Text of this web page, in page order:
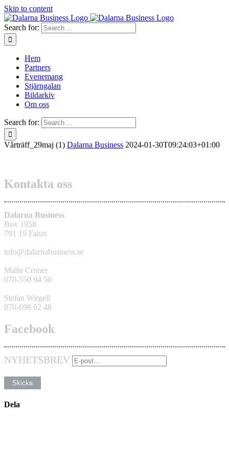
Skip to content
Search for:
Hem
Partners
Evenemang
Stjärngalan
Bildarkiv
Om oss
Search for:
Vårträff_29maj (1) Dalarna Business 2024-01-30T09:24:03+01:00
Kontakta oss
Dalarna Business
Box 1958
791 19 Falun
info@dalarnabusiness.se
Malin Croner
070-550 94 50
Stefan Wirgell
070-698 02 48
Facebook
NYHETSBREV
Dela